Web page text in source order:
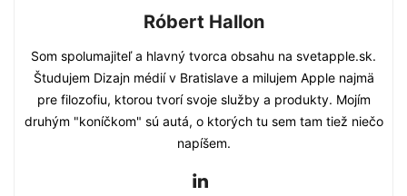
Róbert Hallon
Som spolumajiteľ a hlavný tvorca obsahu na svetapple.sk.
Študujem Dizajn médií v Bratislave a milujem Apple najmä
pre filozofiu, ktorou tvorí svoje služby a produkty. Mojím
druhým "koníčkom" sú autá, o ktorých tu sem tam tiež niečo
napíšem.